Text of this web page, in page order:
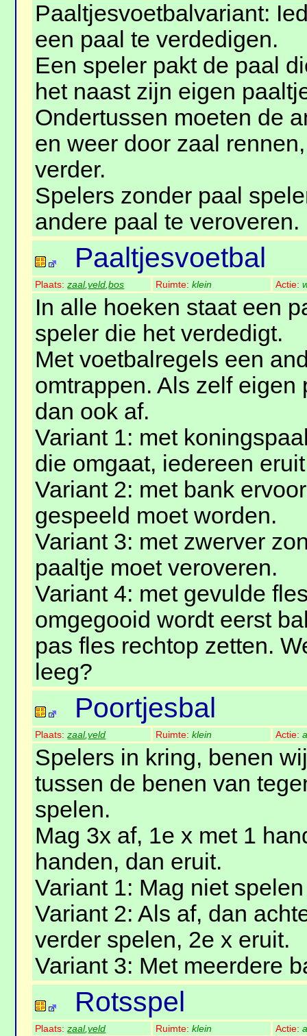
Paaltjesvoetbalvariant:
een paal te verdedigen.
Een speler pakt de paal
het naast zijn eigen
Ondertussen moeten de
en weer door zaal
verder.
Spelers zonder paal
andere paal te veroveren.
Paaltjesvoetbal
Plaats:zaal,veld,bos Ruimte:klein Actie:
In alle hoeken staat een
speler die het verdedigt.
Met voetbalregels een
omtrappen. Als zelf eigen
dan ook af.
Variant 1: met
die omgaat, iedereen
Variant 2: met bank
gespeeld moet worden.
Variant 3: met zwerver
paaltje moet veroveren.
Variant 4: met gevulde
omgegooid wordt eerst
pas fles rechtop zetten.
leeg?
Poortjesbal
Plaats:zaal,veld Ruimte:klein Actie:
Spelers in kring, benen
tussen de benen van
spelen.
Mag 3x af, 1e x met 1
handen, dan eruit.
Variant 1: Mag niet
Variant 2: Als af, dan
verder spelen, 2e x eruit.
Variant 3: Met meerdere
Rotsspel
Plaats:zaal,veld Ruimte:klein Actie: